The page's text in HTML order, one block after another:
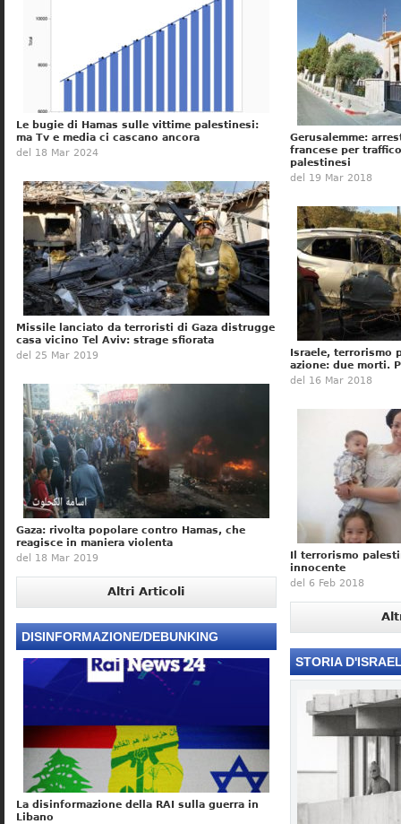
Le bugie di Hamas sulle vittime palestinesi:
ma Tv e media ci cascano ancora
del 18 Mar 2024
Missile lanciato da terroristi di Gaza distrugge
casa vicino Tel Aviv: strage sfiorata
del 25 Mar 2019
Gaza: rivolta popolare contro Hamas, che
reagisce in maniera violenta
del 18 Mar 2019
Altri Articoli
DISINFORMAZIONE/DEBUNKING
La disinformazione della RAI sulla guerra in
Libano
Gerusalemme:
francese per
palestinesi
del 19 Mar 2018
Israele, terrorismo
azione: due morti.
del 16 Mar 2018
Il terrorismo
innocente
del 6 Feb 2018
STORIA